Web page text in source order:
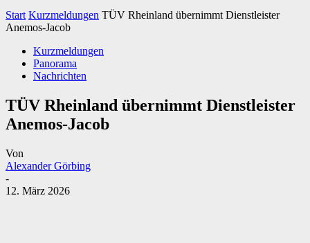
Start Kurzmeldungen TÜV Rheinland übernimmt Dienstleister
Anemos-Jacob
Kurzmeldungen
Panorama
Nachrichten
TÜV Rheinland übernimmt Dienstleister
Anemos-Jacob
Von
Alexander Görbing
-
12. März 2026